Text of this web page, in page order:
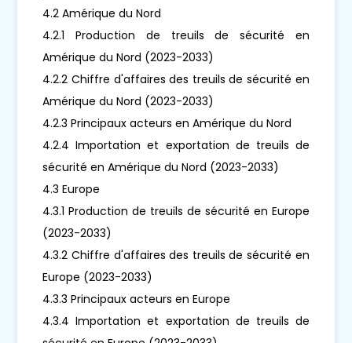
4.2 Amérique du Nord
4.2.1 Production de treuils de sécurité en
Amérique du Nord (2023-2033)
4.2.2 Chiffre d'affaires des treuils de sécurité en
Amérique du Nord (2023-2033)
4.2.3 Principaux acteurs en Amérique du Nord
4.2.4 Importation et exportation de treuils de
sécurité en Amérique du Nord (2023-2033)
4.3 Europe
4.3.1 Production de treuils de sécurité en Europe
(2023-2033)
4.3.2 Chiffre d'affaires des treuils de sécurité en
Europe (2023-2033)
4.3.3 Principaux acteurs en Europe
4.3.4 Importation et exportation de treuils de